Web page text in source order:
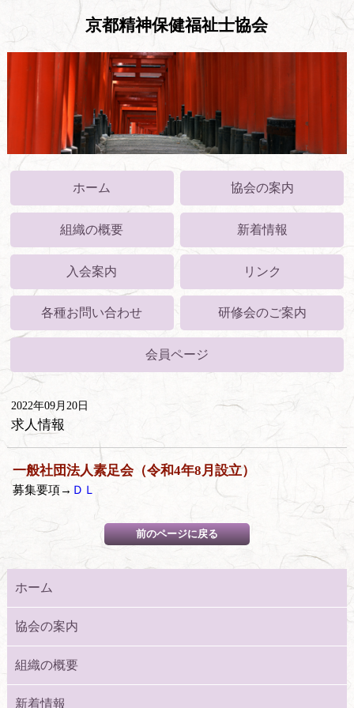
京都精神保健福祉士協会
ホーム 協会の案内
組織の概要 新着情報
入会案内 リンク
各種お問い合わせ 研修会のご案内
会員ページ
2022年09月20日
求人情報
一般社団法人素足会（令和4年8月設立）
募集要項→ ＤＬ
ホーム
協会の案内
組織の概要
新着情報